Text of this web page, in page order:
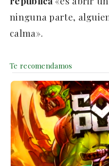
ninguna parte,
calma».